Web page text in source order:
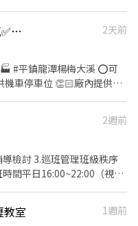
工作內容： 組裝、
假說明:週休六日 #提供
👍 平鎮高薪260‼️上班久坐吹冷氣✅日領週領通通有
2天前
鎮龍潭楊梅大溪 ⭕️可
車停車位 👏🏻廠內提供冰
2週前
檢討 3.巡班管理班級秩序
間平日16:00~22:00（視情
教室
1週前